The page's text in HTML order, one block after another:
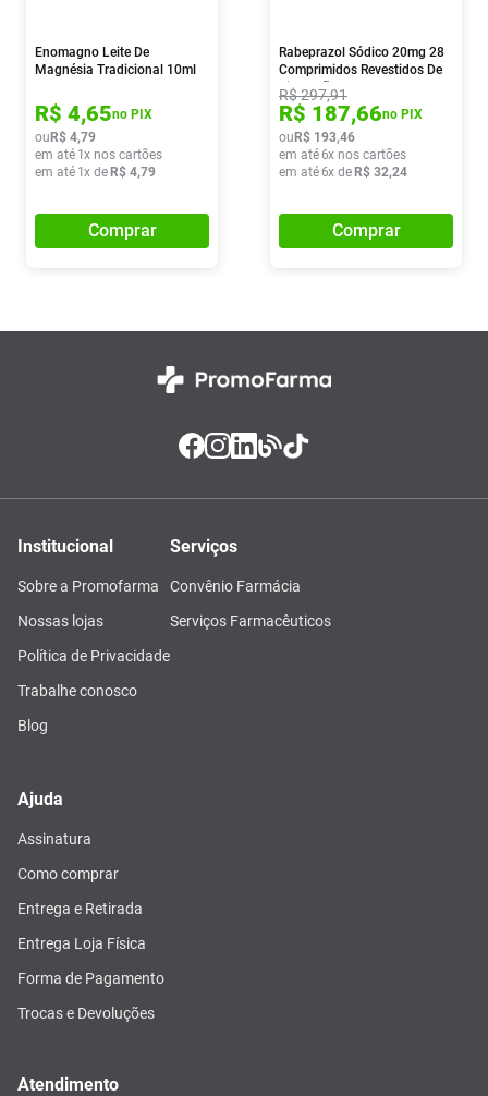
Enomagno Leite De
Magnésia Tradicional 10ml
R$ 4,65no PIX
ou R$ 4,79
em até 1x nos cartões
em até 1x de R$ 4,79
Comprar
Rabeprazol Sódico 20mg 28
Comprimidos Revestidos De
Liberação Retardada Sandoz
R$297,91
R$ 187,66no PIX
ou R$ 193,46
em até6x nos cartões
em até6x de R$ 32,24
Comprar
Institucional
Sobre a Promofarma
Nossas lojas
Política de Privacidade
Trabalhe conosco
Blog
Serviços
Convênio Farmácia
Serviços Farmacêuticos
Ajuda
Assinatura
Como comprar
Entrega e Retirada
Entrega Loja Física
Forma de Pagamento
Trocas e Devoluções
Atendimento